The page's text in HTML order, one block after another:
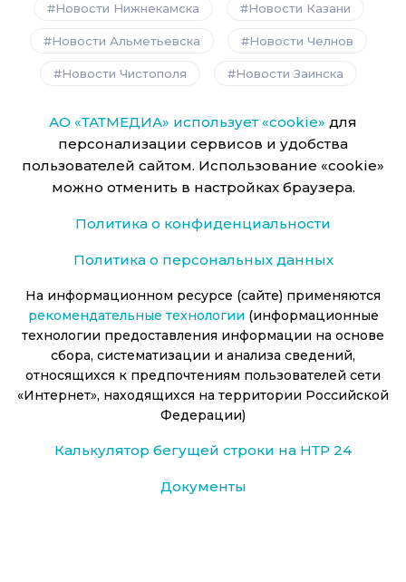
Новости Нижнекамска Новости Казани
Новости Альметьевска Новости Челнов
Новости Чистополя Новости Заинска
АО «ТАТМЕДИА» использует «cookie» для
персонализации сервисов и удобства
пользователей сайтом. Использование «cookie»
можно отменить в настройках браузера.
Политика о конфиденциальности
Политика о персональных данных
На информационном ресурсе (сайте) применяются
рекомендательные технологии (информационные
технологии предоставления информации на основе
сбора, систематизации и анализа сведений,
относящихся к предпочтениям пользователей сети
«Интернет», находящихся на территории Российской
Федерации)
Калькулятор бегущей строки на НТР 24
Документы